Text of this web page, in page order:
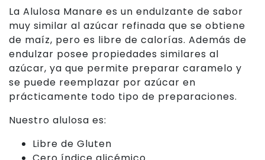
La Alulosa Manare es un endulzante de sabor
muy similar al azúcar refinada que se obtiene
de maíz, pero es libre de calorías. Además de
endulzar posee propiedades similares al
azúcar, ya que permite preparar caramelo y
se puede reemplazar por azúcar en
prácticamente todo tipo de preparaciones.
Nuestro alulosa es:
Libre de Gluten